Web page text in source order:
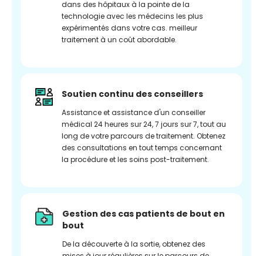
dans des hôpitaux à la pointe de la
technologie avec les médecins les plus
expérimentés dans votre cas. meilleur
traitement à un coût abordable.
Soutien continu des conseillers
Assistance et assistance d'un conseiller
médical 24 heures sur 24, 7 jours sur 7, tout au
long de votre parcours de traitement. Obtenez
des consultations en tout temps concernant
la procédure et les soins post-traitement.
Gestion des cas patients de bout en
bout
De la découverte à la sortie, obtenez des